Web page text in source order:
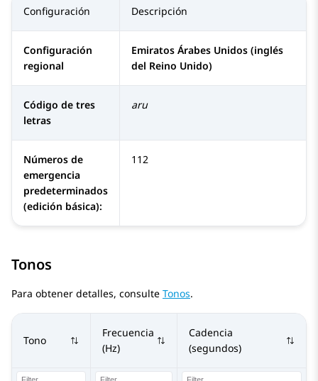
Configuración Descripción
Configuración
regional
Emiratos Árabes Unidos (inglés
del Reino Unido)
Código de tres
letras
aru
Números de
emergencia
predeterminados
(edición básica):
112
Tonos
Para obtener detalles, consulte Tonos.
Tono
Frecuencia
(Hz)
Cadencia
(segundos)